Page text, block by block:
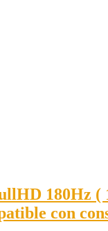
180Hz (
con